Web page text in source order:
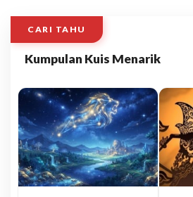
CARI TAHU
Kumpulan Kuis Menarik